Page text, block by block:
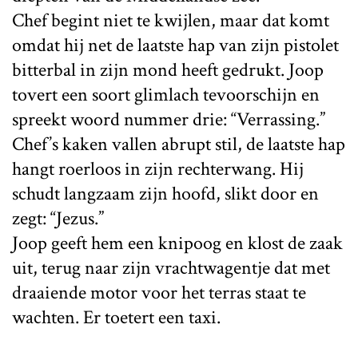
Chef begint niet te kwijlen, maar dat komt
omdat hij net de laatste hap van zijn pistolet
bitterbal in zijn mond heeft gedrukt. Joop
tovert een soort glimlach tevoorschijn en
spreekt woord nummer drie: “Verrassing.”
Chef’s kaken vallen abrupt stil, de laatste hap
hangt roerloos in zijn rechterwang. Hij
schudt langzaam zijn hoofd, slikt door en
zegt: “Jezus.”
Joop geeft hem een knipoog en klost de zaak
uit, terug naar zijn vrachtwagentje dat met
draaiende motor voor het terras staat te
wachten. Er toetert een taxi.